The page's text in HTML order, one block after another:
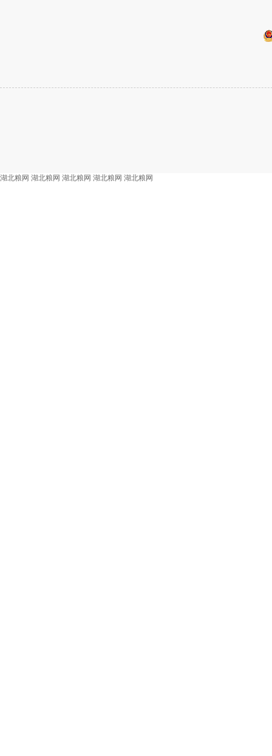
湖北粮网 湖北粮网 湖北粮网 湖北粮网 湖北粮网